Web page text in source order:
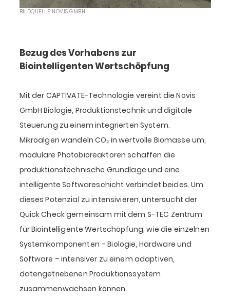
BILDQUELLE: NOVIS GMBH
Bezug des Vorhabens zur
Biointelligenten Wertschöpfung
Mit der CAPTIVATE-Technologie vereint die Novis
GmbH Biologie, Produktionstechnik und digitale
Steuerung zu einem integrierten System.
Mikroalgen wandeln CO₂ in wertvolle Biomasse um,
modulare Photobioreaktoren schaffen die
produktionstechnische Grundlage und eine
intelligente Softwareschicht verbindet beides. Um
dieses Potenzial zu intensivieren, untersucht der
Quick Check gemeinsam mit dem S-TEC Zentrum
für Biointelligente Wertschöpfung, wie die einzelnen
Systemkomponenten – Biologie, Hardware und
Software – intensiver zu einem adaptiven,
datengetriebenen Produktionssystem
zusammenwachsen können.